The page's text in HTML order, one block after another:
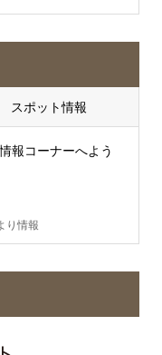
スポット情報
報コーナーへよう
り情報